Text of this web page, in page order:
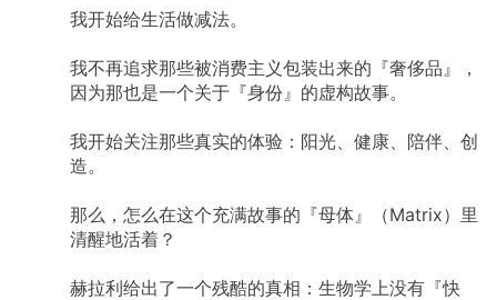
我开始给生活做减法。
我不再追求那些被消费主义包装出来的『奢侈品』，
因为那也是一个关于『身份』的虚构故事。
我开始关注那些真实的体验：阳光、健康、陪伴、创
造。
那么，怎么在这个充满故事的『母体』（Matrix）里
清醒地活着？
赫拉利给出了一个残酷的真相：生物学上没有『快